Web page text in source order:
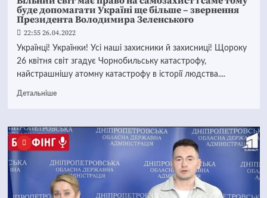
буде допомагати Україні ще більше – звернення
Президента Володимира Зеленського
22:55 26.04.2022
Українці! Українки! Усі наші захисники й захисниці! Щороку
26 квітня світ згадує Чорнобильську катастрофу,
найстрашнішу атомну катастрофу в історії людства....
Детальніше